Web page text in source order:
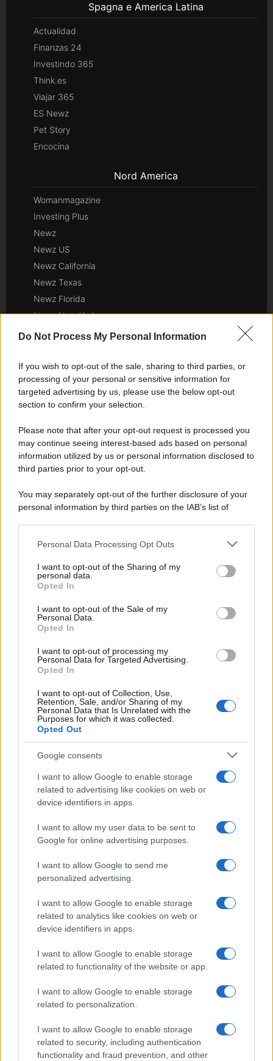
Do Not Process My Personal Information
If you wish to opt-out of the sale, sharing to third parties, or
processing of your personal or sensitive information for
targeted advertising by us, please use the below opt-out
section to confirm your selection.
Please note that after your opt-out request is processed you
may continue seeing interest-based ads based on personal
information utilized by us or personal information disclosed to
third parties prior to your opt-out.
You may separately opt-out of the further disclosure of your
personal information by third parties on the IAB’s list of
This information may also be disclosed by us to third parties
disclose it to other third parties.
Please note that this website/app uses one or more Google
services and may gather and store information including but
not limited to your visit or usage behaviour. You may click to
grant or deny consent to Google and its third-party tags to
consent section.
Personal Data Processing Opt Outs
I want to opt-out of the Sharing of my
personal data.
Opted In
I want to opt-out of the Sale of my
Personal Data.
Opted In
I want to opt-out of processing my
Personal Data for Targeted Advertising.
Opted In
I want to opt-out of Collection, Use,
Retention, Sale, and/or Sharing of my
Personal Data that Is Unrelated with the
Purposes for which it was collected.
Opted Out
Google consents
I want to allow Google to enable storage
related to advertising like cookies on web or
device identifiers in apps.
I want to allow my user data to be sent to
Google for online advertising purposes.
I want to allow Google to send me
personalized advertising.
I want to allow Google to enable storage
related to analytics like cookies on web or
device identifiers in apps.
I want to allow Google to enable storage
related to functionality of the website or app.
I want to allow Google to enable storage
related to personalization.
I want to allow Google to enable storage
related to security, including authentication
functionality and fraud prevention, and other
Spagna e America Latina
Actualidad
Finanzas 24
Investindo 365
Think.es
Viajar 365
ES Newz
Pet Story
Encocina
Nord America
Womanmagazine
Investing Plus
Newz
Newz US
Newz California
Newz Texas
Newz Florida
Newz New York
Newz Pennsylvania
Newz Ohio
Gameland
Hig Tech Mag
Lgbtqia News
Motors Magazine 365
Day Travel 365
Cineverse Magazine
SecondHomeMagazine
Francia
Investieren24
News Hub UK
Lgbtq News
Investeren 24
NL Newz